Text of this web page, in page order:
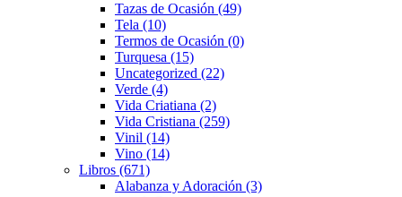
Tazas de Ocasión (49)
Tela (10)
Termos de Ocasión (0)
Turquesa (15)
Uncategorized (22)
Verde (4)
Vida Criatiana (2)
Vida Cristiana (259)
Vinil (14)
Vino (14)
Libros (671)
Alabanza y Adoración (3)